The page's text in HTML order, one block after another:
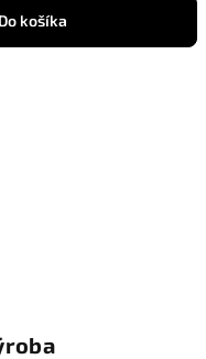
Do košíka